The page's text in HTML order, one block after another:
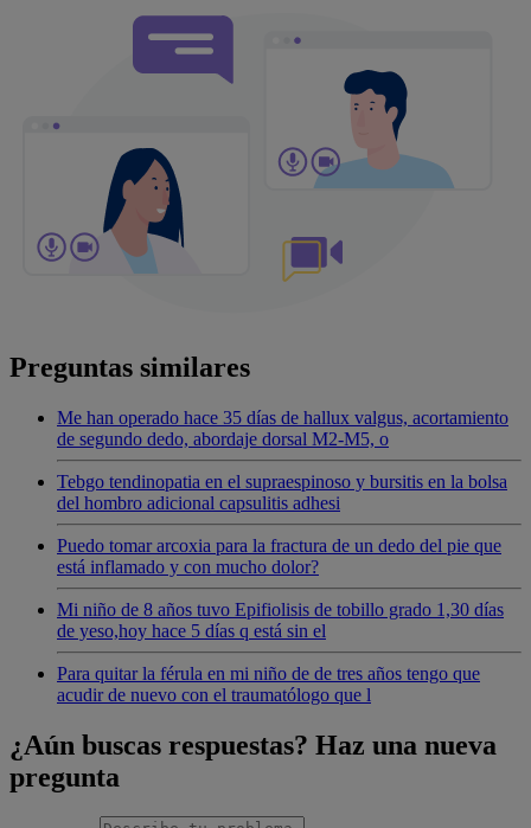
Preguntas similares
Me han operado hace 35 días de hallux valgus, acortamiento
de segundo dedo, abordaje dorsal M2-M5, o
Tebgo tendinopatia en el supraespinoso y bursitis en la bolsa
del hombro adicional capsulitis adhesi
Puedo tomar arcoxia para la fractura de un dedo del pie que
está inflamado y con mucho dolor?
Mi niño de 8 años tuvo Epifiolisis de tobillo grado 1,30 días
de yeso,hoy hace 5 días q está sin el
Para quitar la férula en mi niño de de tres años tengo que
acudir de nuevo con el traumatólogo que l
¿Aún buscas respuestas? Haz una nueva
pregunta